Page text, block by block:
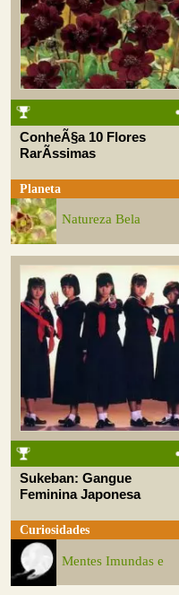
ConheÃ§a 10 Flores
RarÃ­ssimas
Planeta
Natureza Bela
Sukeban: Gangue
Feminina Japonesa
Curiosidades
Mentes Imundas e